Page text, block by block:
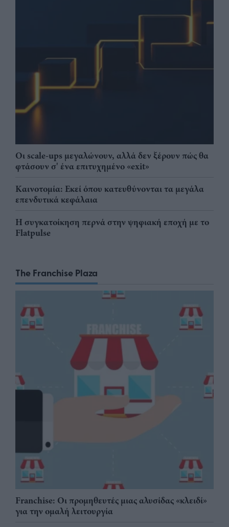
Οι scale-ups μεγαλώνουν, αλλά δεν ξέρουν πώς θα
φτάσουν σ' ένα επιτυχημένο «exit»
Καινοτομία: Εκεί όπου κατευθύνονται τα μεγάλα
επενδυτικά κεφάλαια
Η συγκατοίκηση περνά στην ψηφιακή εποχή με το
Flatpulse
The Franchise Plaza
Franchise: Οι προμηθευτές μιας αλυσίδας «κλειδί»
για την ομαλή λειτουργία